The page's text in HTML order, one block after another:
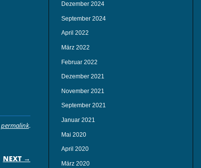
permalink.
NEXT →
Dezember 2024
September 2024
April 2022
März 2022
Februar 2022
Dezember 2021
November 2021
September 2021
Januar 2021
Mai 2020
April 2020
März 2020